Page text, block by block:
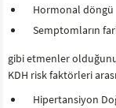
Hormonal döngü
Semptomların
gibi etmenler
KDH risk faktörleri
Hipertansiyon